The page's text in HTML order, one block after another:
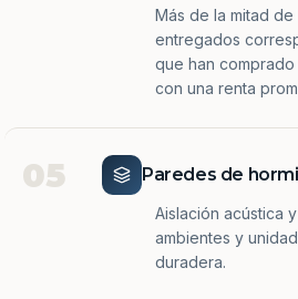
Más de la mitad
entregados
que han comprado
con una renta
05 Paredes de
Aislación acústica
ambientes y
duradera.